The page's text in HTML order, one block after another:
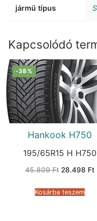
jármű típus
Kapcsolódó
-38%
Hankook H750
195/65R15 H H750
45.809Ft Original
45.809 Ft.
28.498 Ft
Kosárba teszem